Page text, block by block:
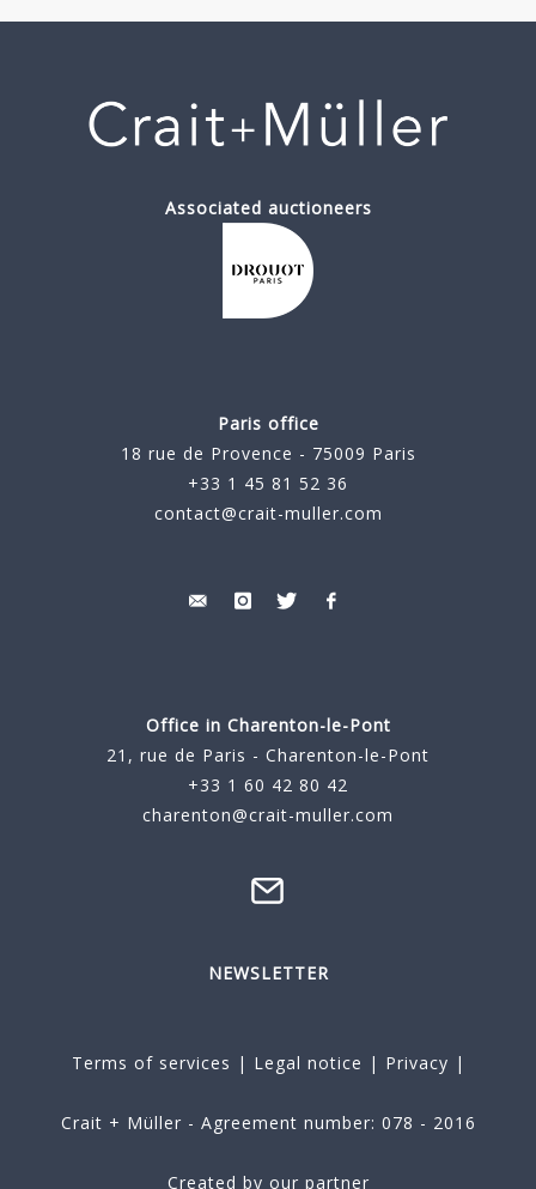
Associated auctioneers
Paris office
18 rue de Provence - 75009 Paris
+33 1 45 81 52 36
contact@crait-muller.com
Office in Charenton-le-Pont
21, rue de Paris - Charenton-le-Pont
+33 1 60 42 80 42
charenton@crait-muller.com
NEWSLETTER
Terms of services | Legal notice | Privacy |
Crait + Müller - Agreement number: 078 - 2016
Created by our partner